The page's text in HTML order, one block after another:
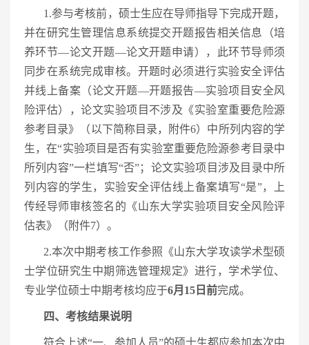
1.参与考核前，硕士生应在导师指导下完成开题，
并在研究生管理信息系统提交开题报告相关信息（培
养环节—论文开题—论文开题申请），此环节导师须
同步在系统完成审核。开题时必须进行实验安全评估
并线上备案（论文开题—开题报告—实验项目安全风
险评估），论文实验项目不涉及《实验室重要危险源
参考目录》（以下简称目录，附件6）中所列内容的学
生，在“实验项目是否有实验室重要危险源参考目录中
所列内容”一栏填写“否”；论文实验项目涉及目录中所
列内容的学生，实验安全评估线上备案填写“是”，上
传经导师审核签名的《山东大学实验项目安全风险评
估表》（附件7）。
2.本次中期考核工作参照《山东大学攻读学术型硕
士学位研究生中期筛选管理规定》进行，学术学位、
专业学位硕士中期考核均应于6月15日前完成。
四、考核结果说明
符合上述“一、参加人员”的硕士生都应参加本次中